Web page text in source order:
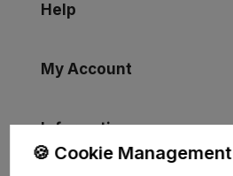
Help
My Account
Information
🍪 Cookie Management